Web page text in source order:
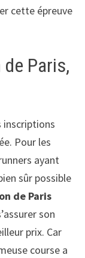
cette épreuve
Paris,
inscriptions
Pour les
ayant
sûr possible
de Paris
son
prix. Car
course a